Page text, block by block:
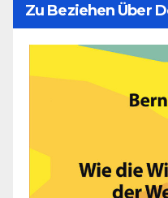
Zu Beziehen Über